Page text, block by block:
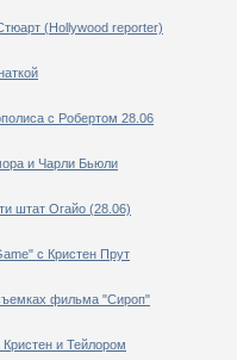
(Hollywood reporter)
с Робертом 28.06
и Чарли Бьюли
штат Огайо (28.06)
с Кристен Прут
фильма "Сироп"
и Тейлором